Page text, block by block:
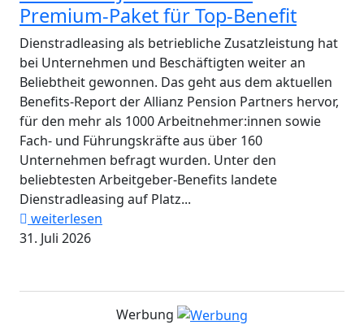
Premium-Paket für Top-Benefit
Dienstradleasing als betriebliche Zusatzleistung hat
bei Unternehmen und Beschäftigten weiter an
Beliebtheit gewonnen. Das geht aus dem aktuellen
Benefits-Report der Allianz Pension Partners hervor,
für den mehr als 1000 Arbeitnehmer:innen sowie
Fach- und Führungskräfte aus über 160
Unternehmen befragt wurden. Unter den
beliebtesten Arbeitgeber-Benefits landete
Dienstradleasing auf Platz...
weiterlesen
31. Juli 2026
Werbung